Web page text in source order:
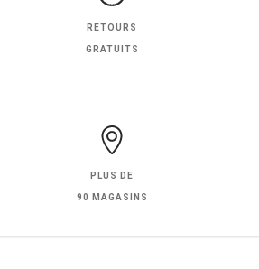
RETOURS
GRATUITS
PLUS DE
90 MAGASINS